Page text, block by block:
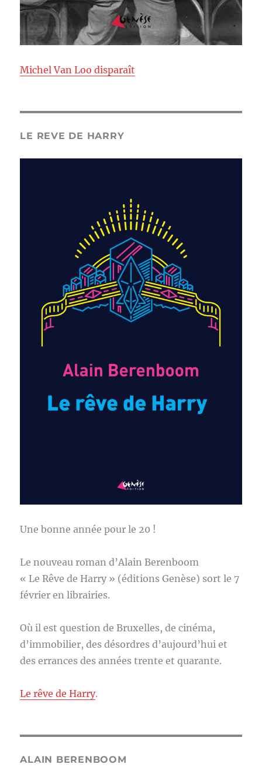
Michel Van Loo disparaît
LE REVE DE HARRY
Une bonne année pour le 20 !
Le nouveau roman d’Alain Berenboom
« Le Rêve de Harry » (éditions Genèse) sort le 7
février en librairies.
Où il est question de Bruxelles, de cinéma,
d’immobilier, des désordres d’aujourd’hui et
des errances des années trente et quarante.
Le rêve de Harry.
ALAIN BERENBOOM